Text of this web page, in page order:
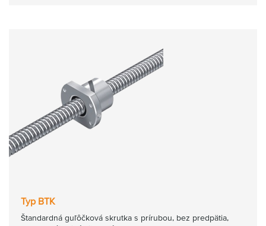
Typ BTK
Štandardná guľôčková skrutka s prírubou, bez predpätia,